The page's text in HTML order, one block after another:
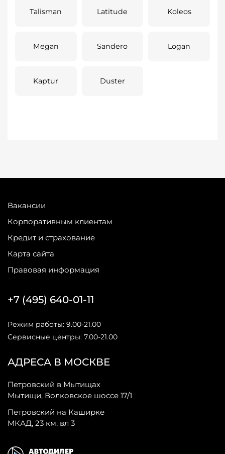
Talisman Latitude Koleos
Megan Sandero Logan
Kaptur Duster
Вакансии
Корпоративным клиентам
Кредит и страхование
Карта сайта
Правовая информация
АДРЕСА В МОСКВЕ
Петровский в Мытищах
Мытищи, Волковское шоссе 17/1
Петровский на Каширке
МКАД, 23 км, вл 3
+7 (495) 640-01-11
Режим работы: 9.00-21.00
Сервисные центры: 7.00-21.00